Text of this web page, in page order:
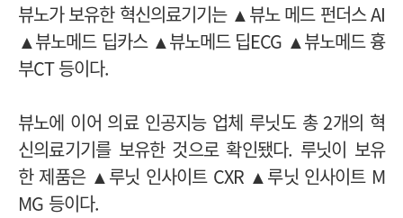
뷰노가 보유한 혁신의료기기는 ▲뷰노 메드 펀더스 AI
▲뷰노메드 딥카스 ▲뷰노메드 딥ECG ▲뷰노메드 흉
부CT 등이다.
뷰노에 이어 의료 인공지능 업체 루닛도 총 2개의 혁
신의료기기를 보유한 것으로 확인됐다. 루닛이 보유
한 제품은 ▲루닛 인사이트 CXR ▲루닛 인사이트 M
MG 등이다.